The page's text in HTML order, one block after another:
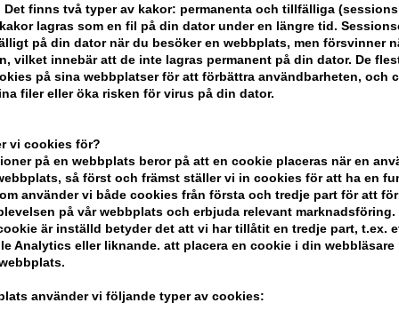
Det finns två typer av kakor: permanenta och tillfälliga
lagras som en fil på din dator under en längre tid.
på din dator när du besöker en webbplats, men försvinner
vilket innebär att de inte lagras permanent på din dator. De
på sina webbplatser för att förbättra användbarheten, och
filer eller öka risken för virus på din dator.
vi cookies för?
på en webbplats beror på att en cookie placeras när en
så först och främst ställer vi in ​​cookies för att ha en
använder vi både cookies från första och tredje part för att
på vår webbplats och erbjuda relevant marknadsföring.
är inställd betyder det att vi har tillåtit en tredje part, t.ex.
Analytics eller liknande. att placera en cookie i din webbläsare
använder vi följande typer av cookies:
Produkterna i Paul Mitchell
endast ett fåtal produkter. En av de mest populära produkterna i
har en mjukgörande effekt på håret. Dessutom erbjuder serien schampo
De läckra produkterna från Paul Mitchell Marula Oil lämnar håret